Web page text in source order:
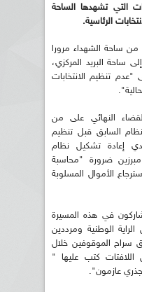
التي تشهدها الساحة
الرئاسية.
ساحة الشهداء مرورا
ساحة البريد المركزي،
تنظيم الانتخابات
النهائي على من
السابق قبل تنظيم
إعادة تشكيل نظام
ضرورة "محاسبة
الأموال المسلوبة
في هذه المسيرة
الوطنية ومرددين
سراح الموقوفين خلال
اللافتات كتب عليها "
عازمون".